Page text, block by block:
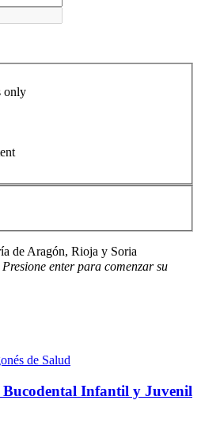
only
Presione enter para comenzar su
de Salud
Infantil y Juvenil